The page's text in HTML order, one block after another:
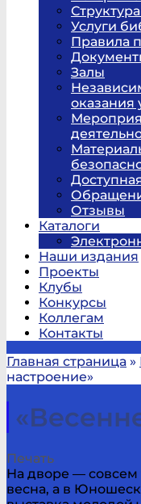
Услуги
Правила
Залы
оказания
Отзывы
Каталоги
Наши издания
Проекты
Клубы
Конкурсы
Коллегам
Контакты
Главная страница »
настроение»
Печать
На дворе — совсем
весна, а в